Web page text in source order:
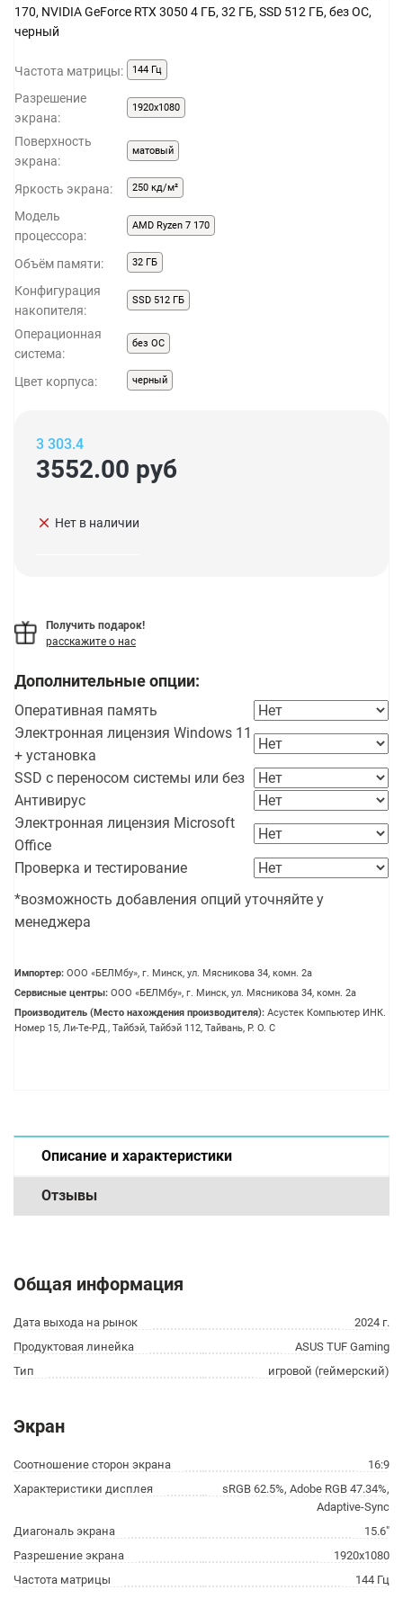
170, NVIDIA GeForce RTX 3050 4 ГБ, 32 ГБ, SSD 512 ГБ, без ОС,
черный
Частота матрицы: 144 Гц
Разрешение
экрана:
1920x1080
Поверхность
экрана:
матовый
Яркость экрана: 250 кд/м²
Модель
процессора:
AMD Ryzen 7 170
Объём памяти: 32 ГБ
Конфигурация
накопителя:
SSD 512 ГБ
Операционная
система:
без ОС
Цвет корпуса: черный
3 303.4
3552.00 руб
clear Нет в наличии
Получить подарок!
расскажите о нас
Дополнительные опции:
Оперативная память
Электронная лицензия Windows 11
+ установка
SSD с переносом системы или без
Антивирус
Электронная лицензия Microsoft
Office
Проверка и тестирование
*возможность добавления опций уточняйте у
менеджера
Импортер: OOO «БЕЛМбу», г. Минск, ул. Мясникова 34, комн. 2а
Сервисные центры: OOO «БЕЛМбу», г. Минск, ул. Мясникова 34, комн. 2а
Производитель (Место нахождения производителя): Асустек Компьютер ИНК.
Номер 15, Ли-Те-РД., Тайбэй, Тайбэй 112, Тайвань, Р. О. С
Описание и характеристики
Отзывы
Общая информация
Дата выхода на рынок
2024 г.
Продуктовая линейка
ASUS TUF Gaming
Тип
игровой (геймерский)
Экран
Соотношение сторон экрана
16:9
Характеристики дисплея
sRGB 62.5%, Adobe RGB 47.34%,
Adaptive-Sync
Диагональ экрана
15.6"
Разрешение экрана
1920x1080
Частота матрицы
144 Гц